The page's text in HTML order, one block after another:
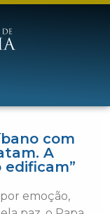
com
A
edificam”
emoção,